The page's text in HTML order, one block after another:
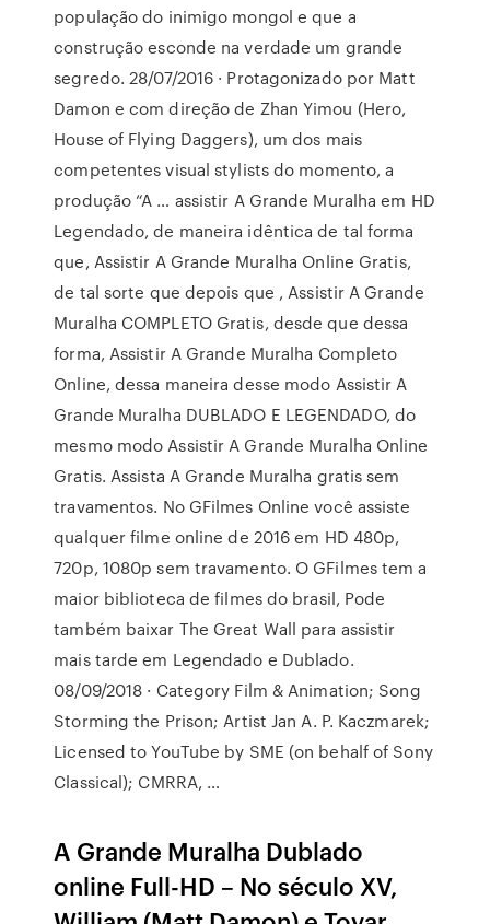
população do inimigo mongol e que a
construção esconde na verdade um grande
segredo. 28/07/2016 · Protagonizado por Matt
Damon e com direção de Zhan Yimou (Hero,
House of Flying Daggers), um dos mais
competentes visual stylists do momento, a
produção “A … assistir A Grande Muralha em HD
Legendado, de maneira idêntica de tal forma
que, Assistir A Grande Muralha Online Gratis,
de tal sorte que depois que , Assistir A Grande
Muralha COMPLETO Gratis, desde que dessa
forma, Assistir A Grande Muralha Completo
Online, dessa maneira desse modo Assistir A
Grande Muralha DUBLADO E LEGENDADO, do
mesmo modo Assistir A Grande Muralha Online
Gratis. Assista A Grande Muralha gratis sem
travamentos. No GFilmes Online você assiste
qualquer filme online de 2016 em HD 480p,
720p, 1080p sem travamento. O GFilmes tem a
maior biblioteca de filmes do brasil, Pode
também baixar The Great Wall para assistir
mais tarde em Legendado e Dublado.
08/09/2018 · Category Film & Animation; Song
Storming the Prison; Artist Jan A. P. Kaczmarek;
Licensed to YouTube by SME (on behalf of Sony
Classical); CMRRA, …
A Grande Muralha Dublado
online Full-HD – No século XV,